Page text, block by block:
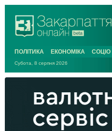
ПОЛІТИКА ЕКОНОМІКА СОЦІО
Субота, 8 серпня 2026